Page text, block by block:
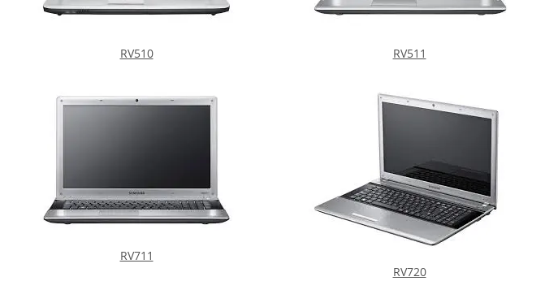
RV510 RV511
RV711
RV720